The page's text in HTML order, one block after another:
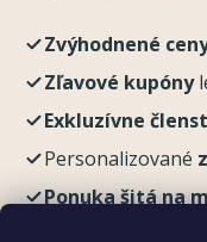
Zvýhodnené
Zľavové kupóny
Exkluzívne
Personalizované
Ponuka šitá na